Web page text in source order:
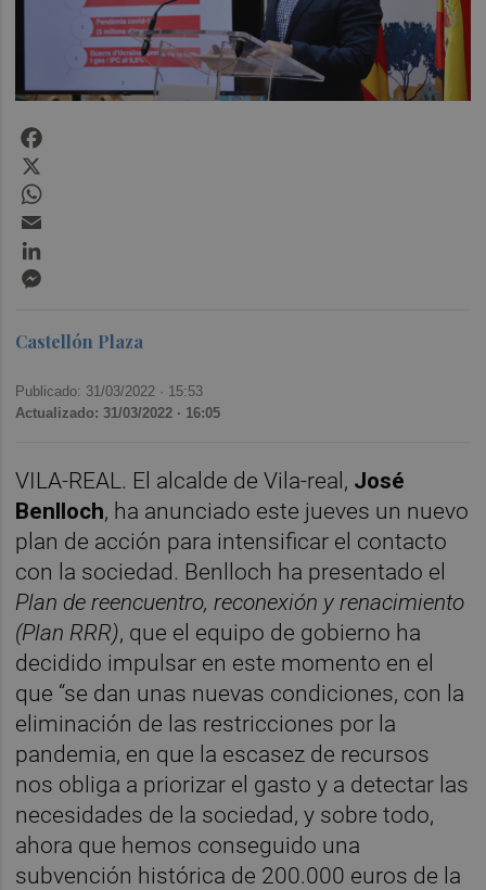
Castellón Plaza
Publicado: 31/03/2022 · 15:53
Actualizado: 31/03/2022 · 16:05
VILA-REAL. El alcalde de Vila-real, José
Benlloch, ha anunciado este jueves un nuevo
plan de acción para intensificar el contacto
con la sociedad. Benlloch ha presentado el
Plan de reencuentro, reconexión y renacimiento
(Plan RRR), que el equipo de gobierno ha
decidido impulsar en este momento en el
que “se dan unas nuevas condiciones, con la
eliminación de las restricciones por la
pandemia, en que la escasez de recursos
nos obliga a priorizar el gasto y a detectar las
necesidades de la sociedad, y sobre todo,
ahora que hemos conseguido una
subvención histórica de 200.000 euros de la